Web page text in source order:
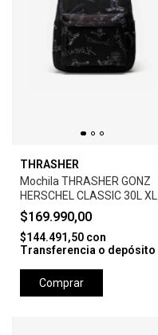
THRASHER
Mochila THRASHER GONZ
HERSCHEL CLASSIC 30L XL
BACKPACK
$169.990,00
$144.491,50 con
Transferencia o depósito
Comprar